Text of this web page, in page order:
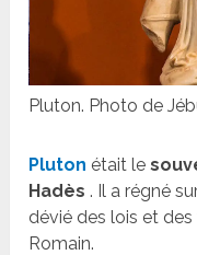
Pluton. Photo de
Pluton était le
Hadès . Il a régné
dévié des lois et des
Romain.